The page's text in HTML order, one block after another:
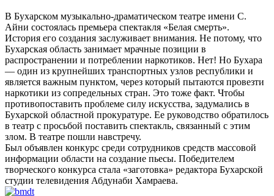
В Бухарском музыкально-драматическом театре имени С.
Айни состоялась премьера спектакля «Белая смерть».
История его создания заслуживает внимания. Не потому, что
Бухарская область занимает мрачные позиции в
распространении и потреблении наркотиков. Нет! Но Бухара
— один из крупнейших транспортных узлов республики и
является важным пунктом, через который пытаются провезти
наркотики из сопредельных стран. Это тоже факт. Чтобы
противопоставить проблеме силу искусства, задумались в
Бухарской областной прокуратуре. Ее руководство обратилось
в театр с просьбой поставить спектакль, связанный с этим
злом. В театре пошли навстречу.
Был объявлен конкурс среди сотрудников средств массовой
информации области на создание пьесы. Победителем
творческого конкурса стала «заготовка» редактора Бухарской
студии телевидения Абдунаби Хамраева.